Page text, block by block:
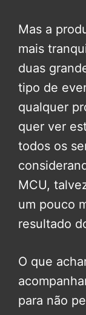
Mas a
mais
duas
tipo de
qualquer
quer ver
todos os
MCU,
um pouco
resultado
O que
para não